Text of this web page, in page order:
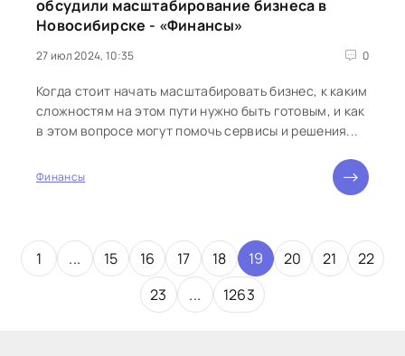
обсудили масштабирование бизнеса в
Новосибирске - «Финансы»
27 июл 2024, 10:35 0
Когда стоит начать масштабировать бизнес, к каким
сложностям на этом пути нужно быть готовым, и как
в этом вопросе могут помочь сервисы и решения...
Финансы
1 ... 15 16 17 18 19 20 21
22
23
... 1263